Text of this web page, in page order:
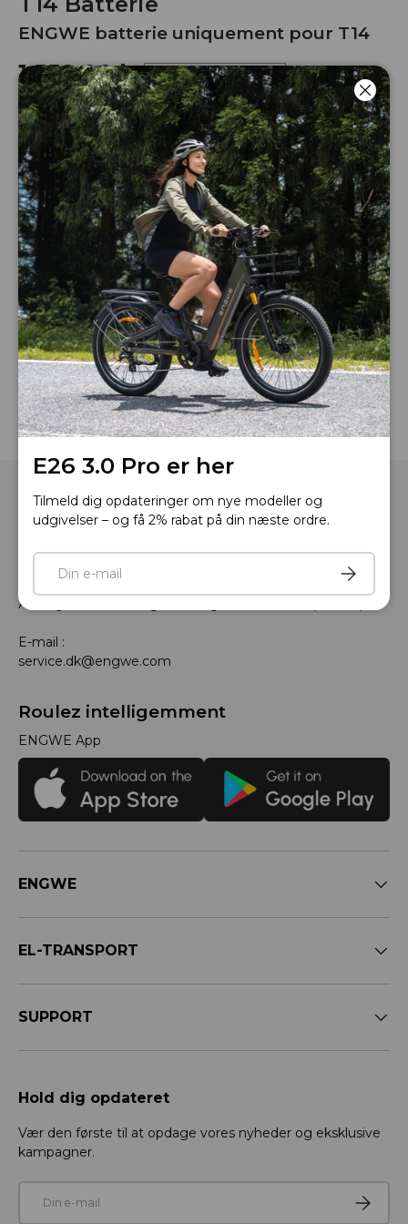
ENGWE batterie uniquement pour T14
1.559,00 kr Rupture de stock
Capacité
48V 10AH 48V 15AH
Antal
-
+
Giv besked, når varen er på lager
igen
Køb nu
FAQ
Luk
E26 3.0 Pro er her
Tilmeld dig opdateringer om nye modeller og
udgivelser – og få 2% rabat på din næste ordre.
E-mail
Tilmeld
Åbningstider: Mandag til fredag, 9:00 til 18:00 (GMT+1)
E-mail :
service.dk@engwe.com
Roulez intelligemment
ENGWE App
ENGWE
EL-TRANSPORT
SUPPORT
Hold dig opdateret
Vær den første til at opdage vores nyheder og eksklusive
kampagner.
Tilmeld